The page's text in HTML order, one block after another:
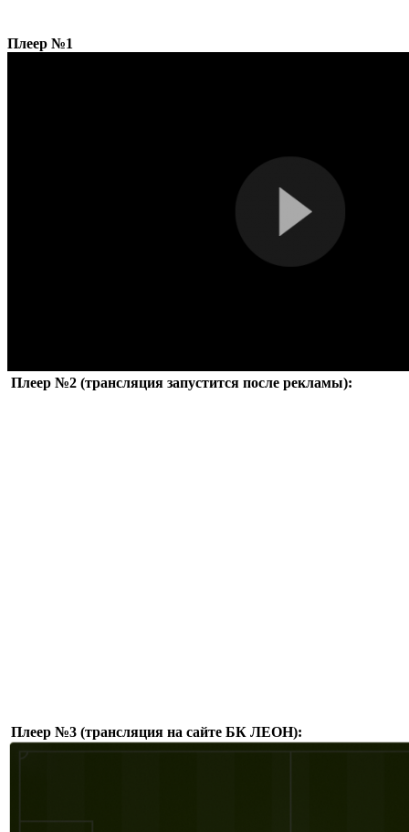
Плеер №1
Плеер №2 (трансляция запустится после рекламы):
Плеер №3 (трансляция на сайте БК ЛЕОН):